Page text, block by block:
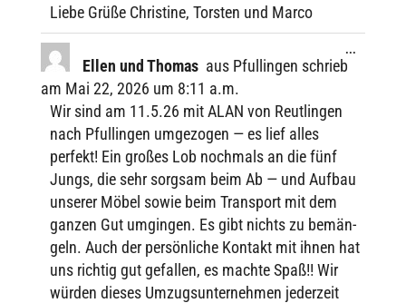
Liebe Grüße Chris­tine, Tors­ten und Marco
Ellen und Thomas aus Pfullingen schrieb
am Mai 22, 2026 um 8:11 a.m.
Wir sind am 11.5.26 mit ALAN von Reut­lin­gen
nach Pful­lin­gen umge­zo­gen — es lief alles
perfekt! Ein großes Lob noch­mals an die fünf
Jungs, die sehr sorg­sam beim Ab — und Aufbau
unse­rer Möbel sowie beim Trans­port mit dem
ganzen Gut umgin­gen. Es gibt nichts zu bemän­
geln. Auch der persön­li­che Kontakt mit ihnen hat
uns rich­tig gut gefal­len, es machte Spaß!! Wir
würden dieses Umzugs­un­ter­neh­men jeder­zeit
...